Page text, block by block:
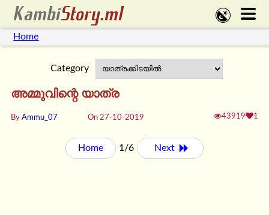
Home
Category
അമ്മുവിന്റെ യാത്ര
By Ammu_07 On 27-10-2019 43919 1
Home 1/6 Next